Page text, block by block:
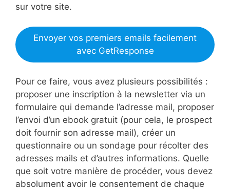
sur votre site.
Envoyer vos premiers emails facilement
avec GetResponse
Pour ce faire, vous avez plusieurs possibilités :
proposer une inscription à la newsletter via un
formulaire qui demande l’adresse mail, proposer
l’envoi d’un ebook gratuit (pour cela, le prospect
doit fournir son adresse mail), créer un
questionnaire ou un sondage pour récolter des
adresses mails et d’autres informations. Quelle
que soit votre manière de procéder, vous devez
absolument avoir le consentement de chaque